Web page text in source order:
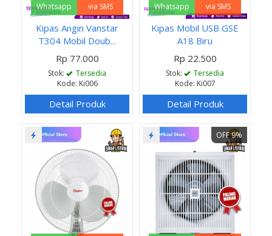
Whatsapp via SMS
Kipas Angin Vanstar
T304 Mobil Doub...
Rp 77.000
Stok:
Tersedia
Kode: Ki006
Detail Produk
Whatsapp via SMS
Kipas Mobil USB GSE
A18 Biru
Rp 22.500
Stok:
Tersedia
Kode: Ki007
Detail Produk
OFF 9%